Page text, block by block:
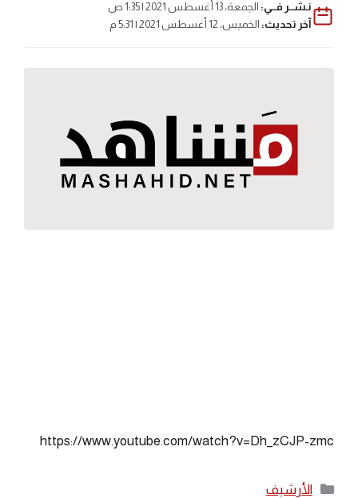
نـشــر فــي: الجمعة، 13 أغسطس 2021 | 1:35 ص
آخر تحديث: الخميس، 12 أغسطس 2021 | 5:31 م
https://www.youtube.com/watch?v=Dh_zCJP-zmc
التصنيفات
الأرشيف